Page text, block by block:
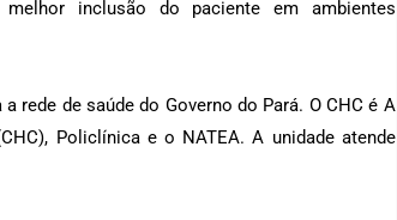
inclusão do paciente em ambientes
rede de saúde do Governo do Pará. O CHC é A
Policlínica e o NATEA. A unidade atende